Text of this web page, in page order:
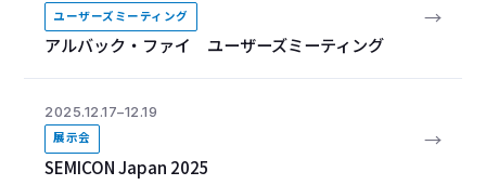
ユーザーズミーティング
アルバック・ファイ ユーザーズミーティング
→
2025.12.17–12.19
展示会
SEMICON Japan 2025
→